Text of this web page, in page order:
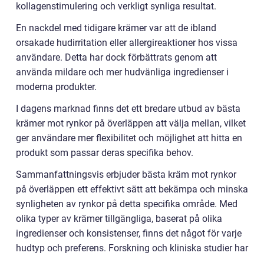
kollagenstimulering och verkligt synliga resultat.
En nackdel med tidigare krämer var att de ibland
orsakade hudirritation eller allergireaktioner hos vissa
användare. Detta har dock förbättrats genom att
använda mildare och mer hudvänliga ingredienser i
moderna produkter.
I dagens marknad finns det ett bredare utbud av bästa
krämer mot rynkor på överläppen att välja mellan, vilket
ger användare mer flexibilitet och möjlighet att hitta en
produkt som passar deras specifika behov.
Sammanfattningsvis erbjuder bästa kräm mot rynkor
på överläppen ett effektivt sätt att bekämpa och minska
synligheten av rynkor på detta specifika område. Med
olika typer av krämer tillgängliga, baserat på olika
ingredienser och konsistenser, finns det något för varje
hudtyp och preferens. Forskning och kliniska studier har